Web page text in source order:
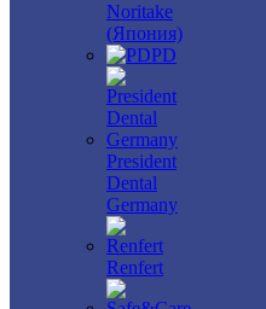
Noritake
(Япония)
PD
President
Dental
Germany
Renfert